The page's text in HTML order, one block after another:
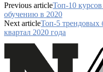
Previous articleТоп-10
обучению в 2020
Next articleТоп-5 трендовых
квартал 2020 года